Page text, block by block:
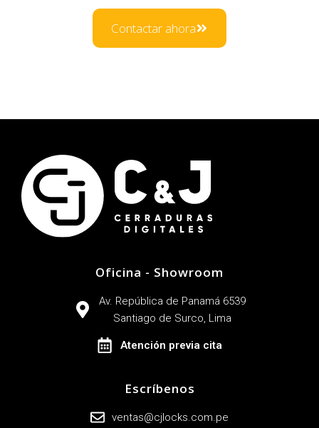
Contactar ahora
Oficina - Showroom
Av. República de Panamá 6539
Santiago de Surco, Lima
Atención previa cita
Escríbenos
ventas@cjlocks.com.pe